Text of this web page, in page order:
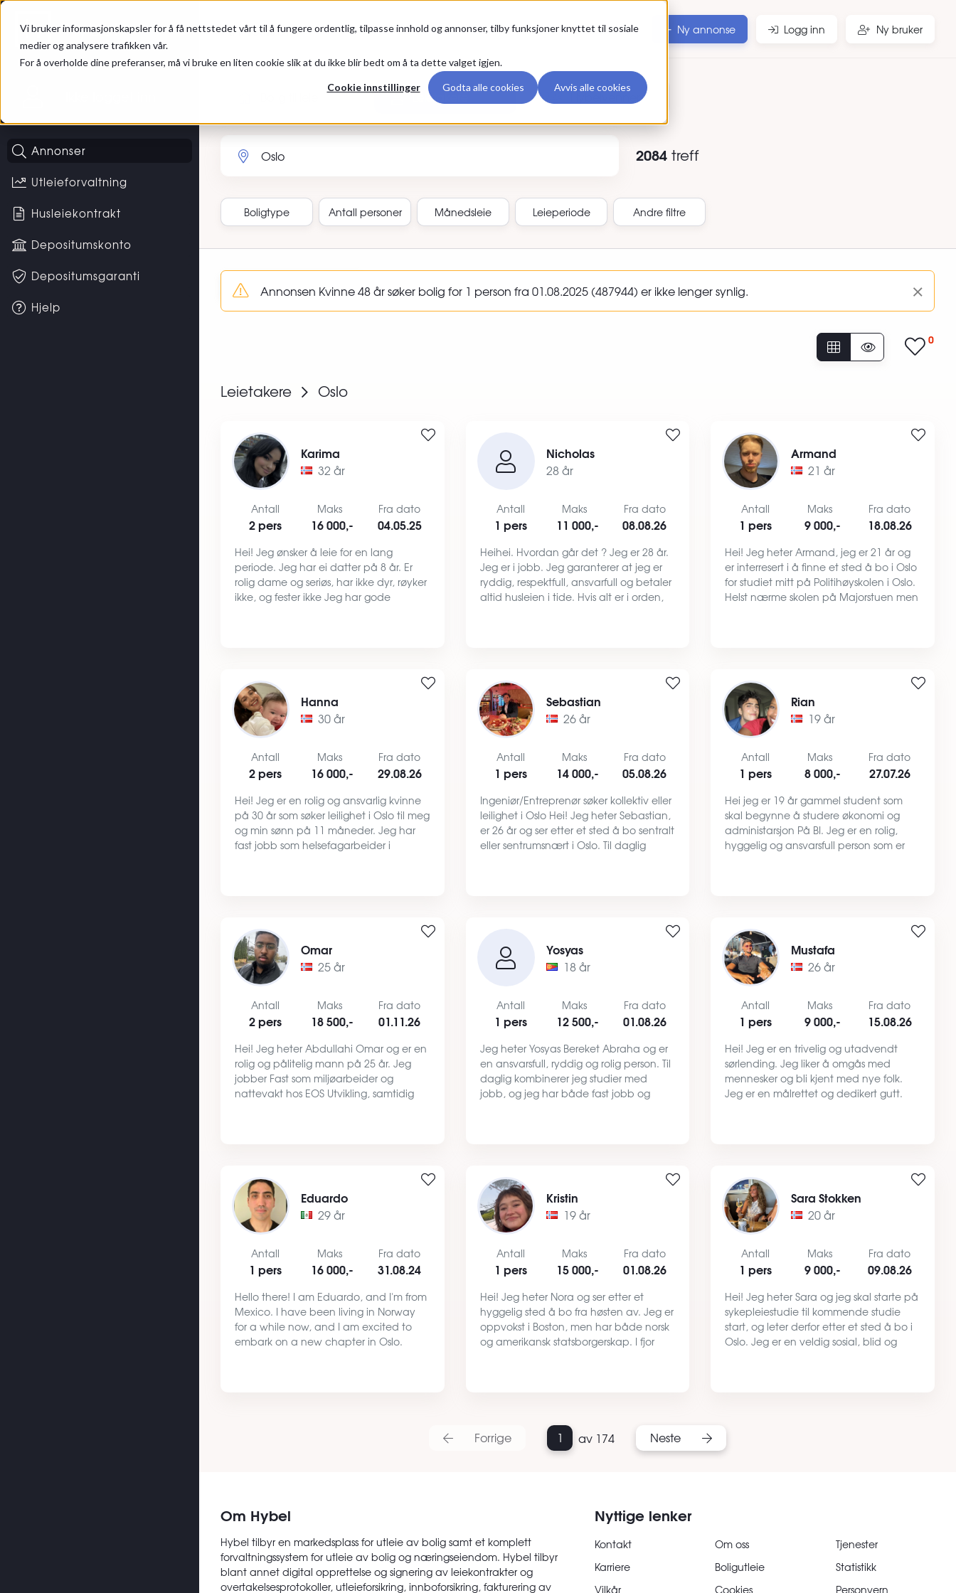
Vi bruker informasjonskapsler for å få nettstedet vårt til å fungere ordentlig, tilpasse innhold og annonser, tilby funksjoner knyttet til sosiale
medier og analysere trafikken vår.
For å overholde dine preferanser, må vi bruke en liten cookie slik at du ikke blir bedt om å ta dette valget igjen.
Cookie innstillinger Godta alle cookies Avvis alle cookies
Hybel
Annonser
Utleieforvaltning
Husleiekontrakt
Depositumskonto
Depositumsgaranti
Hjelp
Annonser Premium Ny annonse Logg inn Ny bruker
Leietakere Hybelvenner
Søk etter sted eller annonse-ID
2084 treff
Boligtype Antall personer Månedsleie Leieperiode Andre filtre
Sortering
Annonsen Kvinne 48 år søker bolig for 1 person fra 01.08.2025 (487944) er ikke lenger synlig.
0
Leietakere Oslo
Karima
32 år
Antall
2 pers
Maks
16 000,-
Fra dato
04.05.25
Hei! Jeg ønsker å leie for en lang
periode. Jeg har ei datter på 8 år. Er
rolig dame og seriøs, har ikke dyr, røyker
ikke, og fester ikke Jeg har gode
Nicholas
28 år
Antall
1 pers
Maks
11 000,-
Fra dato
08.08.26
Heihei. Hvordan går det ? Jeg er 28 år.
Jeg er i jobb. Jeg garanterer at jeg er
ryddig, respektfull, ansvarfull og betaler
altid husleien i tide. Hvis alt er i orden,
Armand
21 år
Antall
1 pers
Maks
9 000,-
Fra dato
18.08.26
Hei! Jeg heter Armand, jeg er 21 år og
er interresert i å finne et sted å bo i Oslo
for studiet mitt på Politihøyskolen i Oslo.
Helst nærme skolen på Majorstuen men
Hanna
30 år
Antall
2 pers
Maks
16 000,-
Fra dato
29.08.26
Hei! Jeg er en rolig og ansvarlig kvinne
på 30 år som søker leilighet i Oslo til meg
og min sønn på 11 måneder. Jeg har
fast jobb som helsefagarbeider i
Sebastian
26 år
Antall
1 pers
Maks
14 000,-
Fra dato
05.08.26
Ingeniør/Entreprenør søker kollektiv eller
leilighet i Oslo Hei! Jeg heter Sebastian,
er 26 år og ser etter et sted å bo sentralt
eller sentrumsnært i Oslo. Til daglig
Rian
19 år
Antall
1 pers
Maks
8 000,-
Fra dato
27.07.26
Hei jeg er 19 år gammel student som
skal begynne å studere økonomi og
administarsjon På BI. Jeg er en rolig,
hyggelig og ansvarsfull person som er
Omar
25 år
Antall
2 pers
Maks
18 500,-
Fra dato
01.11.26
Hei! Jeg heter Abdullahi Omar og er en
rolig og pålitelig mann på 25 år. Jeg
jobber Fast som miljøarbeider og
nattevakt hos EOS Utvikling, samtidig
Yosyas
18 år
Antall
1 pers
Maks
12 500,-
Fra dato
01.08.26
Jeg heter Yosyas Bereket Abraha og er
en ansvarsfull, ryddig og rolig person. Til
daglig kombinerer jeg studier med
jobb, og jeg har både fast jobb og
Mustafa
26 år
Antall
1 pers
Maks
9 000,-
Fra dato
15.08.26
Hei! Jeg er en trivelig og utadvendt
sørlending. Jeg liker å omgås med
mennesker og bli kjent med nye folk.
Jeg er en målrettet og dedikert gutt.
Eduardo
29 år
Antall
1 pers
Maks
16 000,-
Fra dato
31.08.24
Hello there! I am Eduardo, and I'm from
Mexico. I have been living in Norway
for a while now, and I am excited to
embark on a new chapter in Oslo.
Kristin
19 år
Antall
1 pers
Maks
15 000,-
Fra dato
01.08.26
Hei! Jeg heter Nora og ser etter et
hyggelig sted å bo fra høsten av. Jeg er
oppvokst i Boston, men har både norsk
og amerikansk statsborgerskap. I fjor
Sara Stokken
20 år
Antall
1 pers
Maks
9 000,-
Fra dato
09.08.26
Hei! Jeg heter Sara og jeg skal starte på
sykepleiestudie til kommende studie
start, og leter derfor etter et sted å bo i
Oslo. Jeg er en veldig sosial, blid og
Forrige 1 av 174 Neste
Om Hybel
Hybel tilbyr en markedsplass for utleie av bolig samt et komplett
forvaltningssystem for utleie av bolig og næringseiendom. Hybel tilbyr
blant annet digital opprettelse og signering av leiekontrakter og
overtakelsesprotokoller, utleieforsikring, innboforsikring, fakturering av
Nyttige lenker
Kontakt Om oss
Tjenester
Karriere
Boligutleie
Statistikk
Vilkår
Cookies Personvern